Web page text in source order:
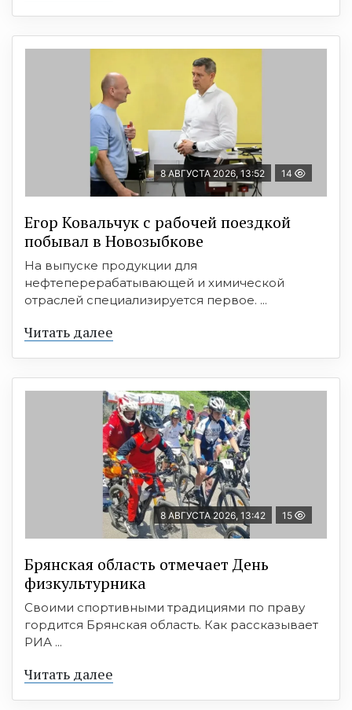
8 АВГУСТА 2026, 13:52 14
Егор Ковальчук с рабочей поездкой
побывал в Новозыбкове
На выпуске продукции для
нефтеперерабатывающей и химической
отраслей специализируется первое. ...
Читать далее
8 АВГУСТА 2026, 13:42 15
Брянская область отмечает День
физкультурника
Своими спортивными традициями по праву
гордится Брянская область. Как рассказывает
РИА ...
Читать далее